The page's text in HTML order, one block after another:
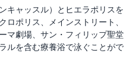
キャッスル）とヒエラポリスを
ポリス、メインストリート、
マ劇場、サン・フィリップ聖堂
ルを含む療養浴で泳ぐことがで